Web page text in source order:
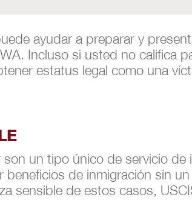
ayudar a preparar y
Incluso si usted no califica
estatus legal como una
un tipo único de servicio
de inmigración sin
sensible de estos casos,